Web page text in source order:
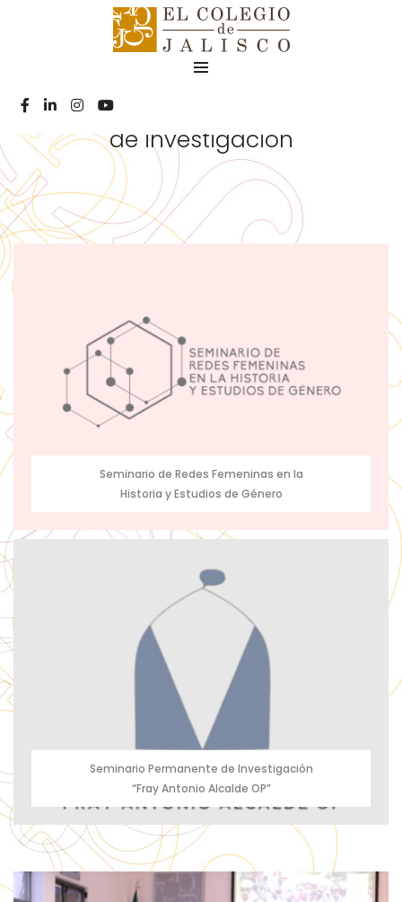
de investigación
Seminario de Redes Femeninas en la
Historia y Estudios de Género
Descripción
El Seminario está iniciando su tercer año consecutivo de
sesionar mes con mes compartiendo conocimiento
nuevo de temas como: historia de las mujeres,
biografías de mujeres, arte feminista, violencia política
Seminario Permanente de Investigación
“Fray Antonio Alcalde OP”